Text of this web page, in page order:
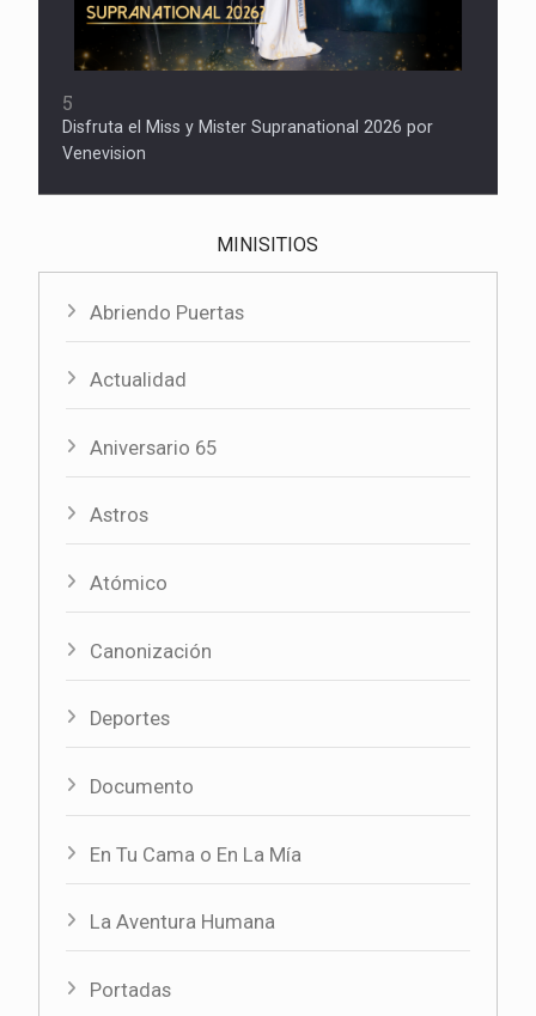
5
Disfruta el Miss y Mister Supranational 2026 por
Venevision
MINISITIOS
Abriendo Puertas
Actualidad
Aniversario 65
Astros
Atómico
Canonización
Deportes
Documento
En Tu Cama o En La Mía
La Aventura Humana
Portadas